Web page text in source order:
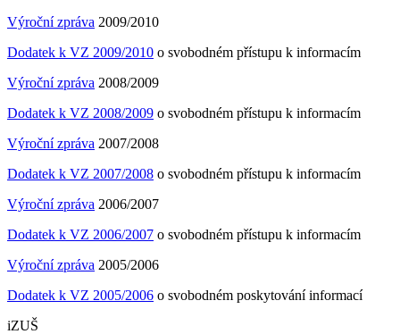
Výroční zpráva 2009/2010
Dodatek k VZ 2009/2010 o svobodném přístupu k informacím
Výroční zpráva 2008/2009
Dodatek k VZ 2008/2009 o svobodném přístupu k informacím
Výroční zpráva 2007/2008
Dodatek k VZ 2007/2008 o svobodném přístupu k informacím
Výroční zpráva 2006/2007
Dodatek k VZ 2006/2007 o svobodném přístupu k informacím
Výroční zpráva 2005/2006
Dodatek k VZ 2005/2006 o svobodném poskytování informací
iZUŠ